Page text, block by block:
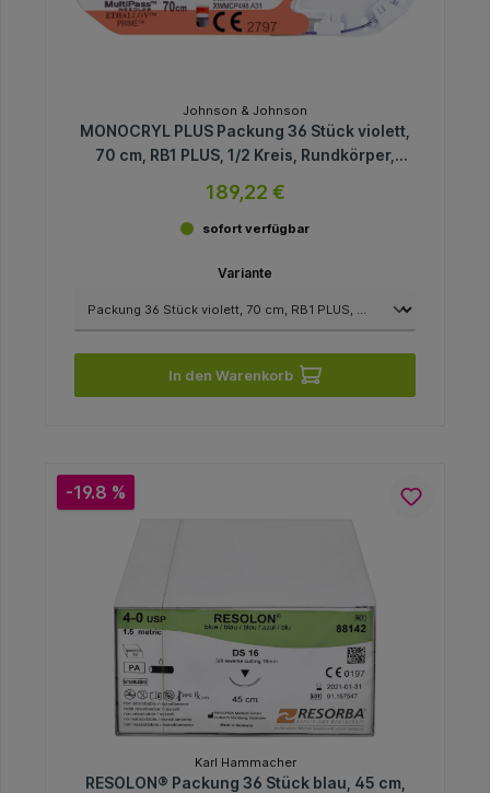
Johnson & Johnson
MONOCRYL PLUS Packung 36 Stück violett,
70 cm, RB1 PLUS, 1/2 Kreis, Rundkörper,
189,22 €
sofort verfügbar
Variante
In den Warenkorb
-19.8 %
Karl Hammacher
RESOLON® Packung 36 Stück blau, 45 cm,